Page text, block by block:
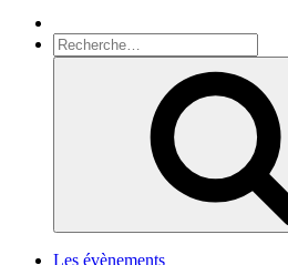
Recherche
pour
Les évènements